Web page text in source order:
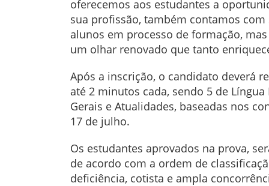
oferecemos aos estudantes a
sua profissão, também contamos
alunos em processo de formação,
um olhar renovado que tanto
Após a inscrição, o candidato deverá
até 2 minutos cada, sendo 5 de
Gerais e Atualidades, baseadas nos
17 de julho.
Os estudantes aprovados na prova,
de acordo com a ordem de
deficiência, cotista e ampla